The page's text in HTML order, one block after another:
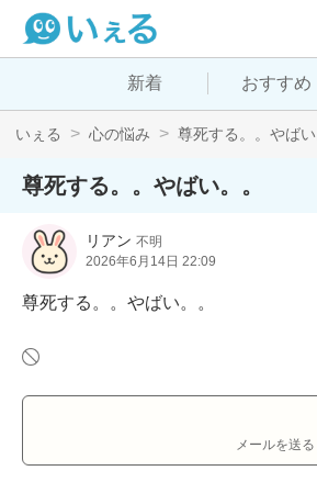
新着 おすすめ
いぇる 心の悩み 尊死する。。やばい
尊死する。。やばい。。
リアン 不明
2026年6月14日 22:09
尊死する。。やばい。。
メールを送る